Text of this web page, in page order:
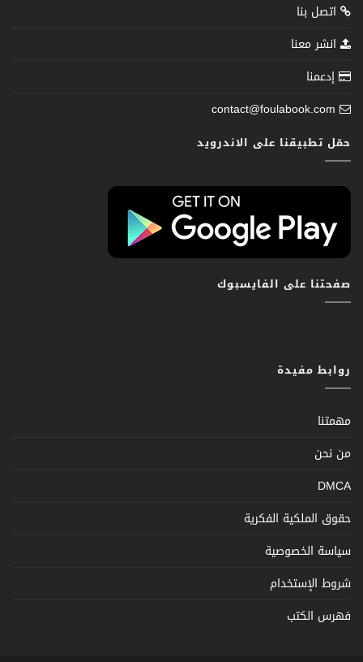
اتصل بنا
انشر معنا
إدعمنا
contact@foulabook.com
حمّل تطبيقنا على الاندرويد
صفحتنا على الفايسبوك
روابط مفيدة
مهمتنا
من نحن
DMCA
حقوق الملكية الفكرية
سياسة الخصوصية
شروط الإستخدام
فهرس الكتب